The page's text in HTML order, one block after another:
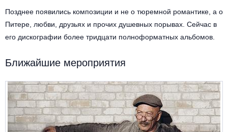
Круиз Фест
Этно, фолк, кантри
Рок
Мюзикл, оперетта
Музыкальный спектакль
Спектакль
Детское шоу
Детский мюзикл
Позднее появились композиции и не о тюремной романтике, а о
Питере, любви, друзьях и прочих душевных порывах. Сейчас в
его дискографии более тридцати полноформатных альбомов.
Ближайшие мероприятия